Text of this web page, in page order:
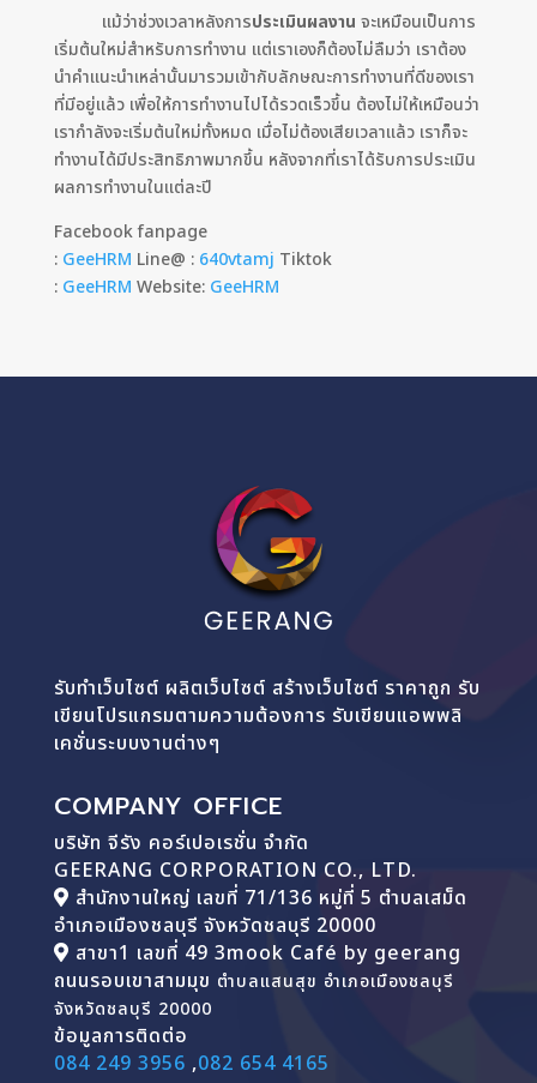
แม้ว่าช่วงเวลาหลังการประเมินผลงาน จะเหมือนเป็นการ
เริ่มต้นใหม่สำหรับการทำงาน แต่เราเองก็ต้องไม่ลืมว่า เราต้อง
นำคำแนะนำเหล่านั้นมารวมเข้ากับลักษณะการทำงานที่ดีของเรา
ที่มีอยู่แล้ว เพื่อให้การทำงานไปได้รวดเร็วขึ้น ต้องไม่ให้เหมือนว่า
เรากำลังจะเริ่มต้นใหม่ทั้งหมด เมื่อไม่ต้องเสียเวลาแล้ว เราก็จะ
ทำงานได้มีประสิทธิภาพมากขึ้น หลังจากที่เราได้รับการประเมิน
ผลการทำงานในแต่ละปี
Facebook fanpage
: GeeHRM Line@ : 640vtamj Tiktok
: GeeHRM Website: GeeHRM
รับทำเว็บไซต์ ผลิตเว็บไซต์ สร้างเว็บไซต์ ราคาถูก รับ
เขียนโปรแกรมตามความต้องการ รับเขียนแอพพลิ
เคชั่นระบบงานต่างๆ
COMPANY OFFICE
บริษัท จีรัง คอร์เปอเรชั่น จำกัด
GEERANG CORPORATION CO., LTD.
สำนักงานใหญ่ เลขที่ 71/136 หมู่ที่ 5 ตำบลเสม็ด
อำเภอเมืองชลบุรี จังหวัดชลบุรี 20000
สาขา1 เลขที่ 49 3mook Café by geerang
ถนนรอบเขาสามมุข ตำบลแสนสุข อำเภอเมืองชลบุรี
จังหวัดชลบุรี 20000
ข้อมูลการติดต่อ
084 249 3956 ,082 654 4165